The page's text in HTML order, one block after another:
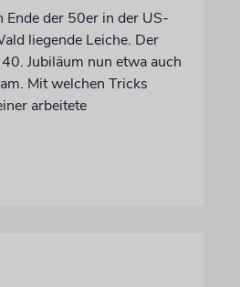
Ende der 50er in der US-
liegende Leiche. Der
Jubiläum nun etwa auch
Mit welchen Tricks
arbeitete